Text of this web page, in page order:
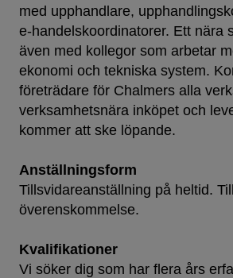
med upphandlare,
e-handelskoordinatorer. Ett nära
även med kollegor som arbetar
ekonomi och tekniska system.
företrädare för Chalmers alla
verksamhetsnära inköpet och
kommer att ske löpande.
Anställningsform
Tillsvidareanställning på heltid.
överenskommelse.
Kvalifikationer
Vi söker dig som har flera års